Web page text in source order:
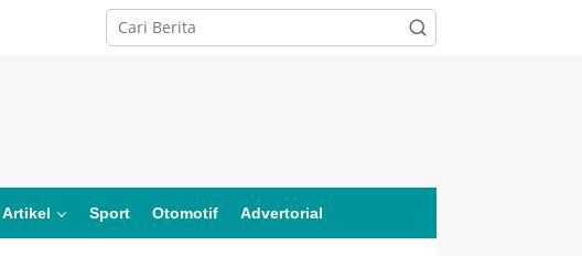
Artikel Sport Otomotif Advertorial